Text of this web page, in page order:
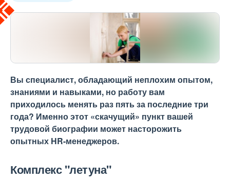
Вы специалист, обладающий неплохим опытом,
знаниями и навыками, но работу вам
приходилось менять раз пять за последние три
года? Именно этот «скачущий» пункт вашей
трудовой биографии может насторожить
опытных HR-менеджеров.
Комплекс "летуна"